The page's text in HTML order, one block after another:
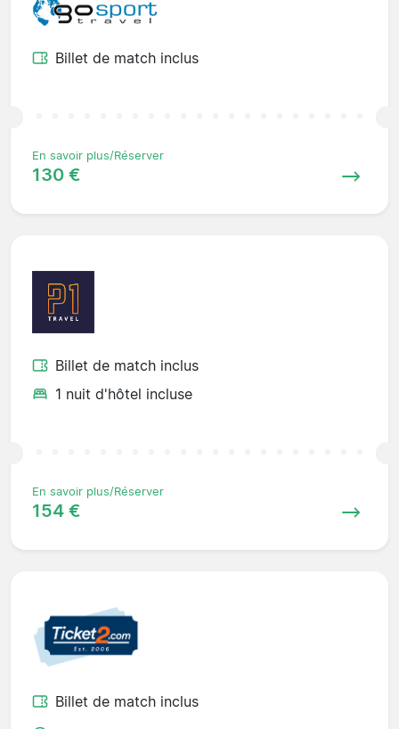
Billet de match inclus
En savoir plus/Réserver
130 €
Billet de match inclus
1 nuit d'hôtel incluse
En savoir plus/Réserver
154 €
Billet de match inclus